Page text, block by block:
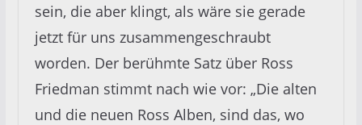
sein, die aber klingt, als wäre sie gerade
jetzt für uns zusammengeschraubt
worden. Der berühmte Satz über Ross
Friedman stimmt nach wie vor: „Die alten
und die neuen Ross Alben, sind das, wo